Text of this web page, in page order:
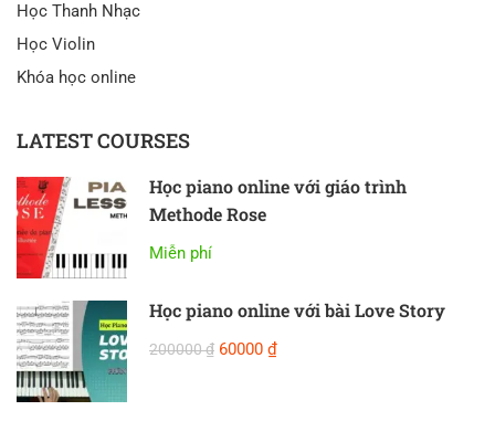
Học Thanh Nhạc
Học Violin
Khóa học online
LATEST COURSES
Học piano online với giáo trình
Methode Rose
Miễn phí
Học piano online với bài Love Story
200000 ₫ 60000 ₫